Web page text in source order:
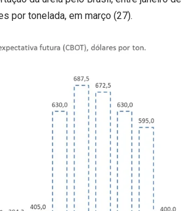
por tonelada, em março (27).